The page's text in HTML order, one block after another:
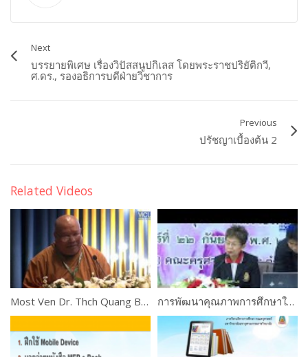
Next
บรรยายพิเศษ เรื่องวิปัสสนูปกิเลส โดยพระราชปริยัติกวี,
ศ.ดร., รองอธิการบดีฝ่ายวิชาการ
Previous
ปรัชญาเบื้องต้น 2
Related Videos
Most Ven Dr. Thch Quang Ba, Australia การพัฒนาคุณภาพการศึกษาในสถาบันศึกษา : ครูกับการประกันคุณภาพการศึกษา โดย ดร.นิทรา ฉิ่นไพศาล